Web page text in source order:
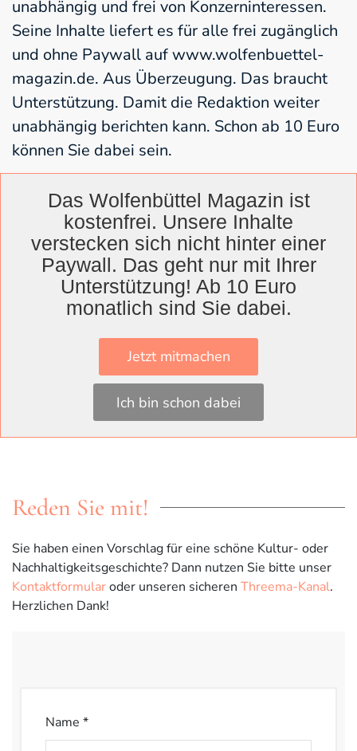
unabhängig und frei von Konzerninteressen.
Seine Inhalte liefert es für alle frei zugänglich
und ohne Paywall auf www.wolfenbuettel-
magazin.de. Aus Überzeugung. Das braucht
Unterstützung. Damit die Redaktion weiter
unabhängig berichten kann. Schon ab 10 Euro
können Sie dabei sein.
Jetzt unterstützen
Stichworte zu diesem Beitrag:Wolfenbüttel,
Teile diesen Beitrag gern mit Deinen Freunden in Social
Reden Sie mit!
Sie haben einen Vorschlag für eine schöne Kultur- oder
Nachhaltigkeitsgeschichte? Dann nutzen Sie bitte unser
Kontaktformularoder unseren sicheren Threema-Kanal.
Herzlichen Dank!
Name *
Das Wolfenbüttel Magazin ist
kostenfrei. Unsere Inhalte
verstecken sich nicht hinter einer
Paywall. Das geht nur mit Ihrer
Unterstützung! Ab 10 Euro
monatlich sind Sie dabei.
Jetzt mitmachen
Ich bin schon dabei